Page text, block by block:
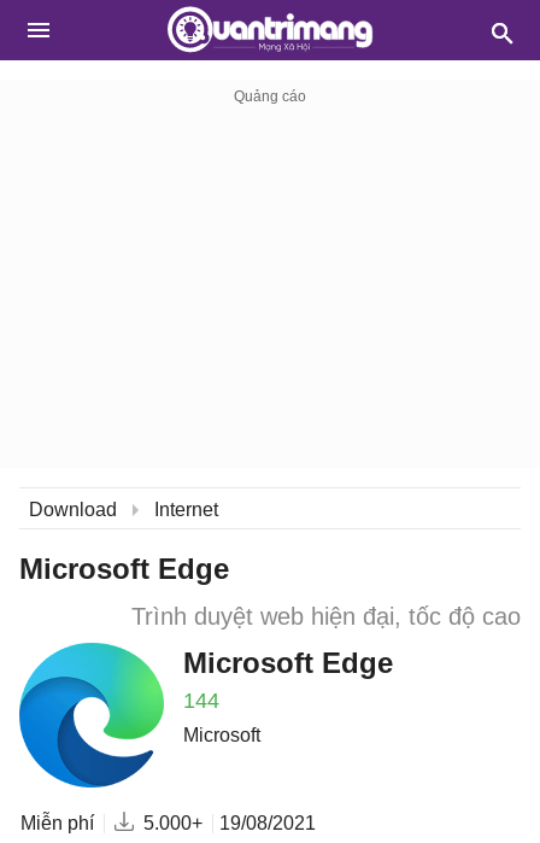
Download Internet
Microsoft Edge
Trình duyệt web hiện đại, tốc độ cao
Microsoft Edge
144
Microsoft
Miễn phí 5.000+ 19/08/2021